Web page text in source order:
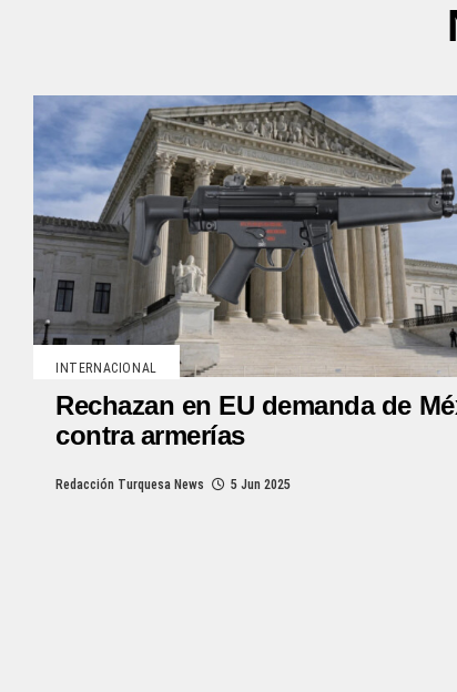
INTERNACIONAL
Rechazan en EU demanda de
contra armerías
Redacción Turquesa News 5 Jun 2025